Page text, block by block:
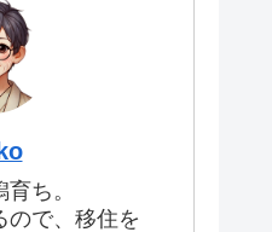
ち。
ので、移住を